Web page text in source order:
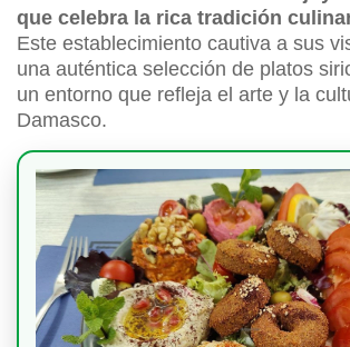
que celebra la rica tradición
Este establecimiento cautiva a sus
una auténtica selección de platos
un entorno que refleja el arte y la
Damasco.